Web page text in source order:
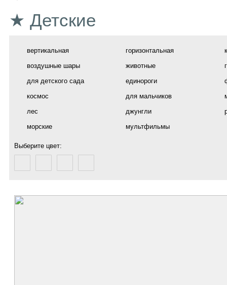
★ Детские
вертикальная горизонтальная
воздушные шары
животные
для детского сада
единороги
космос
для мальчиков
лес
джунгли
морские
мультфильмы
Выберите цвет: